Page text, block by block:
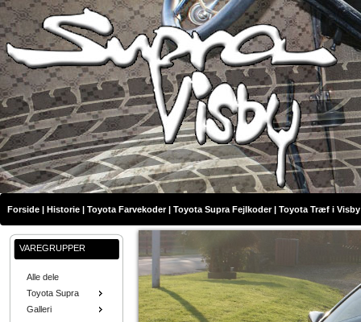
Forside | Historie | Toyota Farvekoder| Toyota Supra Fejlkoder| Toyota Træf i Visby
VAREGRUPPER
Alle dele
Toyota Supra
Galleri